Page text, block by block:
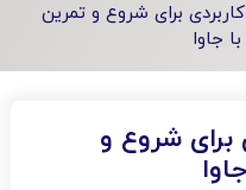
کاربردی برای شروع و تمرین
جاوا
برای شروع و